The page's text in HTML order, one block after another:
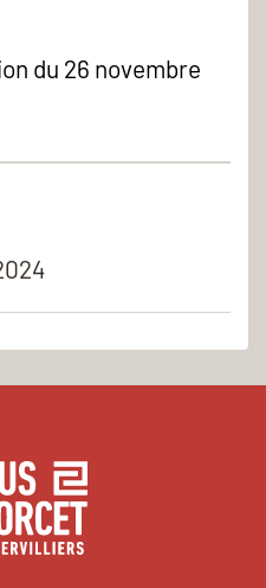
du 26 novembre